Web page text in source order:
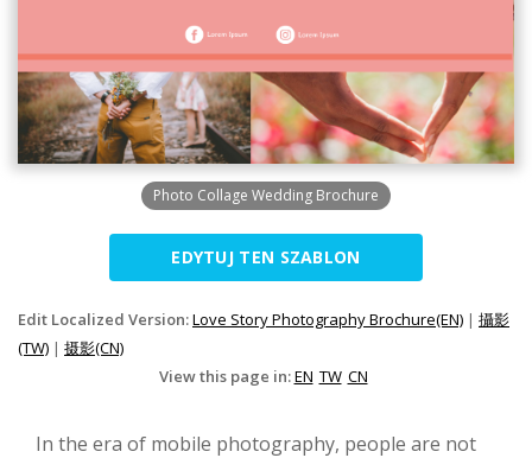
Photo Collage Wedding Brochure
EDYTUJ TEN SZABLON
Edit Localized Version:Love Story Photography Brochure(EN) | 攝影
(TW) | 摄影(CN)
View this page in:EN TW CN
In the era of mobile photography, people are not